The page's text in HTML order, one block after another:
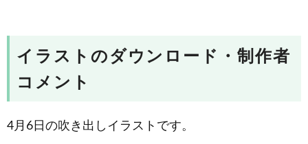
イラストのダウンロード・制作者
コメント
4月6日の吹き出しイラストです。